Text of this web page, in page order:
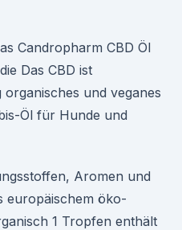
Candropharm CBD Öl
Das CBD ist
und veganes
Öl für Hunde und
Aromen und
europäischem öko-
1 Tropfen enthält